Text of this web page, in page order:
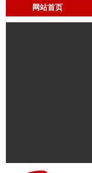
网站首页